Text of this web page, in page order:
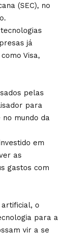
(SEC), no
já
Visa,
pelas
para
mundo da
em
as
gastos com
artificial, o
para a
vir a se